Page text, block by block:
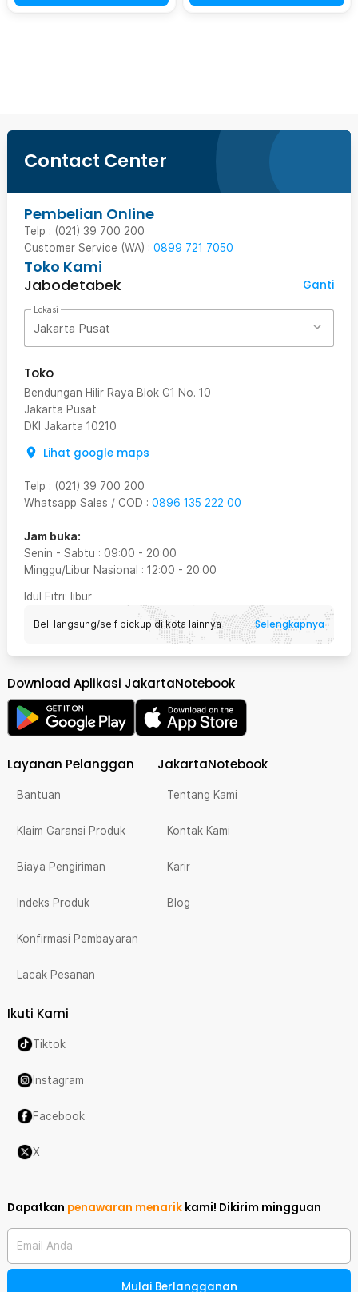
Contact Center
Pembelian Online
Telp : (021) 39 700 200
Customer Service (WA) : 0899 721 7050
Toko Kami
Jabodetabek
Ganti
Lokasi
Jakarta Pusat
Toko
Bendungan Hilir Raya Blok G1 No. 10
Jakarta Pusat
DKI Jakarta 10210
Lihat google maps
Telp : (021) 39 700 200
Whatsapp Sales / COD : 0896 135 222 00
Jam buka:
Senin - Sabtu : 09:00 - 20:00
Minggu/Libur Nasional : 12:00 - 20:00
Idul Fitri: libur
Beli langsung/self pickup di kota lainnya Selengkapnya
Download Aplikasi JakartaNotebook
Layanan Pelanggan
Bantuan
Klaim Garansi Produk
Biaya Pengiriman
Indeks Produk
Konfirmasi Pembayaran
Lacak Pesanan
JakartaNotebook
Tentang Kami
Kontak Kami
Karir
Blog
Ikuti Kami
Tiktok
Instagram
Facebook
X
Dapatkan penawaran menarik kami! Dikirim mingguan
Email Anda
Mulai Berlangganan